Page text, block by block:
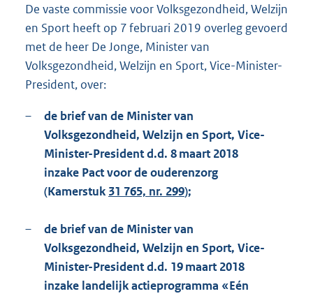
8
K
De vaste commissie voor Volksgezondheid, Welzijn
en Sport heeft op 7 februari 2019 overleg gevoerd
met de heer De Jonge, Minister van
Volksgezondheid, Welzijn en Sport, Vice-Minister-
President, over:
–
de brief van de Minister van
Volksgezondheid, Welzijn en Sport, Vice-
Minister-President d.d. 8 maart 2018
inzake Pact voor de ouderenzorg
(Kamerstuk 31 765, nr. 299);
–
de brief van de Minister van
Volksgezondheid, Welzijn en Sport, Vice-
Minister-President d.d. 19 maart 2018
inzake landelijk actieprogramma «Eén